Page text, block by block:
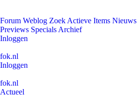
Forum Weblog Zoek Actieve Items Nieuws
Previews Specials Archief
Inloggen
fok.nl
Inloggen
fok.nl
Actueel